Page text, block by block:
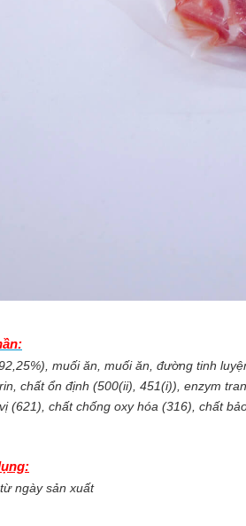
muối ăn, muối ăn, đường tinh
chất ổn định (500(ii), 451(i)), enzym
(621), chất chống oxy hóa (316), chất
ngày sản xuất